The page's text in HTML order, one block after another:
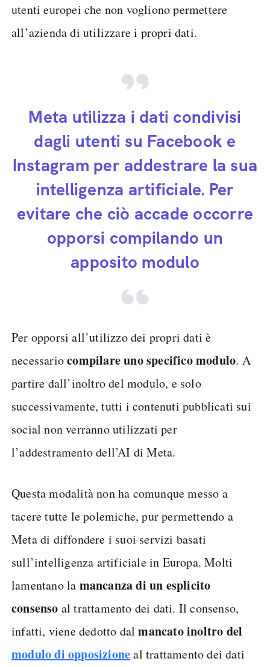
utenti europei che non vogliono permettere
all’azienda di utilizzare i propri dati.
Meta utilizza i dati condivisi
dagli utenti su Facebook e
Instagram per addestrare la sua
intelligenza artificiale. Per
evitare che ciò accade occorre
opporsi compilando un
apposito modulo
Per opporsi all’utilizzo dei propri dati è
necessariocompilare uno specifico modulo. A
partire dall’inoltro del modulo, e solo
successivamente, tutti i contenuti pubblicati sui
social non verranno utilizzati per
l’addestramento dell’AI di Meta.
Questa modalità non ha comunque messo a
tacere tutte le polemiche, pur permettendo a
Meta di diffondere i suoi servizi basati
sull’intelligenza artificiale in Europa. Molti
lamentano la mancanza di un esplicito
consenso al trattamento dei dati. Il consenso,
infatti, viene dedotto dalmancato inoltro del
modulo di opposizioneal trattamento dei dati